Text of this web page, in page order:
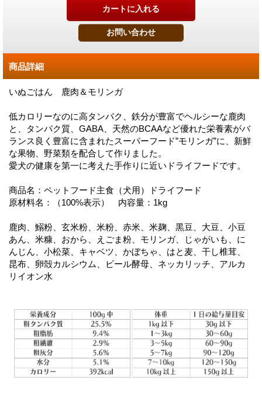
商品詳細
いぬごはん 鹿肉＆モリンガ
低カロリーなのに高タンパク、鉄分が豊富でヘルシーな鹿肉
と、タンパク質、GABA、天然のBCAAなど優れた栄養素がバ
ランス良く豊富に含まれたスーパーフード”モリンガ”に、新鮮
な果物、野菜類を配合して作りました。
愛犬の健康を第一に考えた手作りに近いドライフードです。
商品名：ペットフード主食（犬用）ドライフード
原材料名：（100%表示） 内容量：1kg
鹿肉、鰯粉、玄米粉、米粉、赤米、米麹、黒豆、大豆、小豆
あん、米糠、おから、えごま粉、モリンガ、じゃがいも、に
んじん、小松菜、キャベツ、かぼちゃ、はと麦、干し椎茸、
昆布、卵殻カルシウム、ビール酵母、ネッカリッチ、アルカ
リイオン水